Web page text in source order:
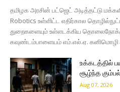
தமிழக அரசின் பட்ஜெட் அடித்தட்டு
Robotics உள்ளிட்ட எதிர்கால
துறைகளையும் உள்ளடக்கிய
கவுண்டம்பாளையம் எம்.எல்.ஏ. கனிமொழி
உக்கடத்தில்
சூழ்ந்த
Aug 07, 2026